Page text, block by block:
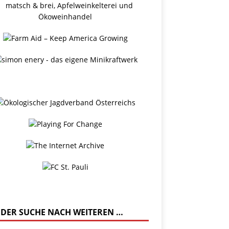
SUCHE NACH WEITEREN …